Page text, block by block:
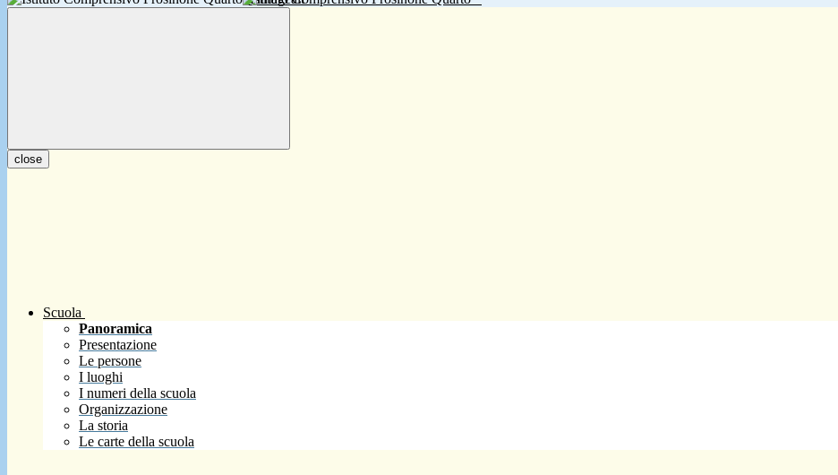
close
Scuola
Panoramica
Presentazione
Le persone
I luoghi
I numeri della scuola
Organizzazione
La storia
Le carte della scuola